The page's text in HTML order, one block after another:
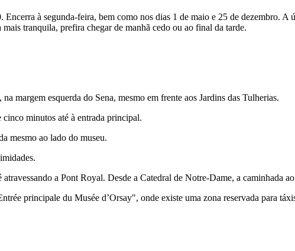
à segunda-feira, bem como nos dias 1 de maio e 25 de dezembro.
tranquila, prefira chegar de manhã cedo ou ao final da tarde.
margem esquerda do Sena, mesmo em frente aos Jardins das Tulherias.
minutos até à entrada principal.
mesmo ao lado do museu.
a Pont Royal. Desde a Catedral de Notre-Dame, a caminhada
principale du Musée d’Orsay", onde existe uma zona reservada para